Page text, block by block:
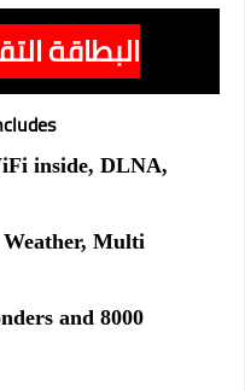
البطاقة
inside, DLNA,
Multi
and 8000